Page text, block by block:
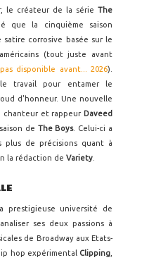
le créateur de la série The
que la cinquième saison
satire corrosive basée sur le
(tout juste avant
disponible avant... 2026).
travail pour entamer le
d'honneur. Une nouvelle
chanteur et rappeur Daveed
de The Boys. Celui-ci a
plus de précisions quant à
la rédaction de Variety
prestigieuse université de
ses deux passions à
de Broadway aux Etats-
hop expérimental Clipping